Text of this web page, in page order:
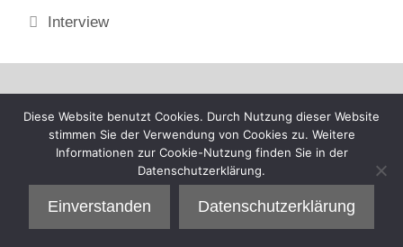
Kategorien
Interview
Diese Website benutzt Cookies. Durch Nutzung dieser Website
stimmen Sie der Verwendung von Cookies zu. Weitere
Informationen zur Cookie-Nutzung finden Sie in der
Datenschutzerklärung.
Einverstanden Datenschutzerklärung